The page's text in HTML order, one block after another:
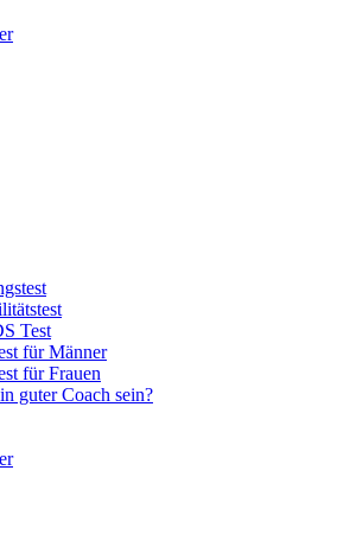
Test
für Männer
für Frauen
guter Coach sein?